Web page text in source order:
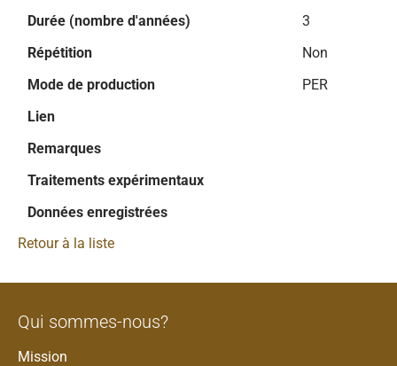
Durée (nombre d'années)
3
Répétition
Non
Mode de production
PER
Lien
Remarques
Traitements expérimentaux
Données enregistrées
Retour à la liste
Qui sommes-nous?
Mission